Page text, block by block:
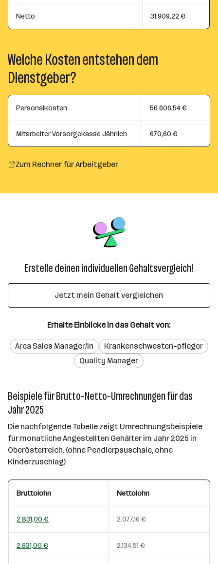
Netto 31.909,22 €
Welche Kosten entstehen dem
Dienstgeber?
Personalkosten 56.606,54 €
Mitarbeiter Vorsorgekasse Jährlich 670,60 €
Zum Rechner für Arbeitgeber
Erstelle deinen individuellen Gehaltsvergleich!
Jetzt mein Gehalt vergleichen
Erhalte Einblicke in das Gehalt von:
Area Sales Manager/in
Krankenschwester/-pfleger
Quality Manager
Beispiele für Brutto-Netto-Umrechnungen für das
Jahr 2025
Die nachfolgende Tabelle zeigt Umrechnungsbeispiele
für monatliche Angestellten Gehälter im Jahr 2025 in
Oberösterreich. (ohne Pendlerpauschale, ohne
Kinderzuschlag)
Bruttolohn Nettolohn
2.831,00 € 2.077,16 €
2.931,00 € 2.134,51 €